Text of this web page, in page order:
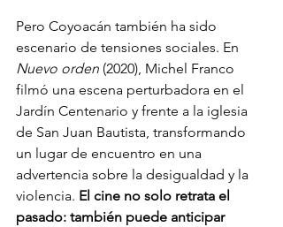
Pero Coyoacán también ha sido
escenario de tensiones sociales. En
Nuevo orden (2020), Michel Franco
filmó una escena perturbadora en el
Jardín Centenario y frente a la iglesia
de San Juan Bautista, transformando
un lugar de encuentro en una
advertencia sobre la desigualdad y la
violencia. El cine no solo retrata el
pasado: también puede anticipar